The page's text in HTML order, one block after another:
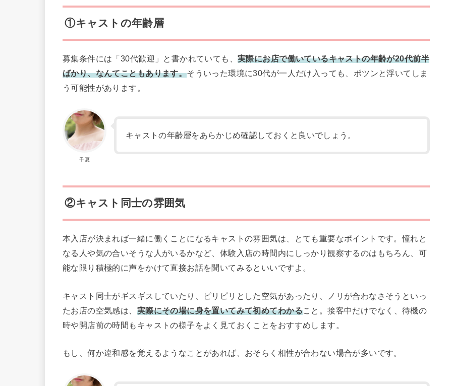
①キャストの年齢層
募集条件には「30代歓迎」と書かれていても、実際にお店で働いているキャストの年齢が20代前半
ばかり、なんてこともあります。そういった環境に30代が一人だけ入っても、ポツンと浮いてしま
う可能性があります。
千夏
キャストの年齢層をあらかじめ確認しておくと良いでしょう。
②キャスト同士の雰囲気
本入店が決まれば一緒に働くことになるキャストの雰囲気は、とても重要なポイントです。憧れと
なる人や気の合いそうな人がいるかなど、体験入店の時間内にしっかり観察するのはもちろん、可
能な限り積極的に声をかけて直接お話を聞いてみるといいですよ。
キャスト同士がギスギスしていたり、ピリピリとした空気があったり、ノリが合わなさそうといっ
たお店の空気感は、 実際にその場に身を置いてみて初めてわかること。接客中だけでなく、待機の
時や開店前の時間もキャストの様子をよく見ておくことをおすすめします。
もし、何か違和感を覚えるようなことがあれば、おそらく相性が合わない場合が多いです。